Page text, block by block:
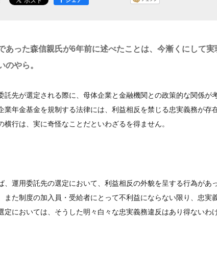
あった森信親氏が6年前に述べたことは、今漸くにして実
のやら。
先が選定される際に、母体企業と金融機関との政策的な関係が
年金基金を規制する法律には、利益相反を禁じる忠実義務が存
行は、実に奇怪なことだといわざるを得ません。
運用委託先の選定において、利益相反の外貌を呈する行為があ
た制度の加入員・受給者にとって不利益にならない限り、忠実
においては、そうした明々白々な忠実義務違反はあり得ないわ